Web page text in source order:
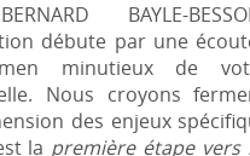
BAYLE-
débute par une
minutieux de
Nous croyons
des enjeux
la première étape vers